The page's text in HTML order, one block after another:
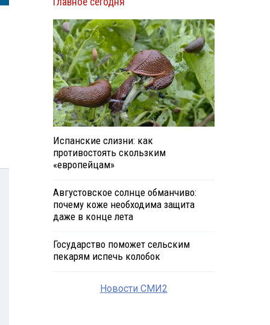
Испанские слизни: как
противостоять скользким
«европейцам»
Августовское солнце обманчиво:
почему коже необходима защита
даже в конце лета
Государство поможет сельским
пекарям испечь колобок
Новости СМИ2